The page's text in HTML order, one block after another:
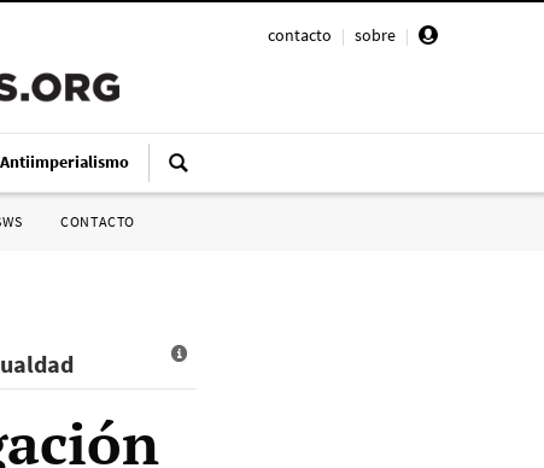
contacto | sobre |
Antiimperialismo
CONTACTO